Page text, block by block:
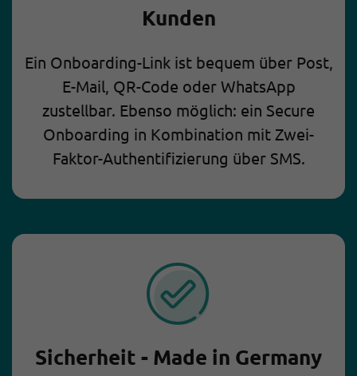
Kunden
Ein Onboarding-Link ist bequem über Post,
E-Mail, QR-Code oder WhatsApp
zustellbar. Ebenso möglich: ein Secure
Onboarding in Kombination mit Zwei-
Faktor-Authentifizierung über SMS.
Sicherheit - Made in Germany